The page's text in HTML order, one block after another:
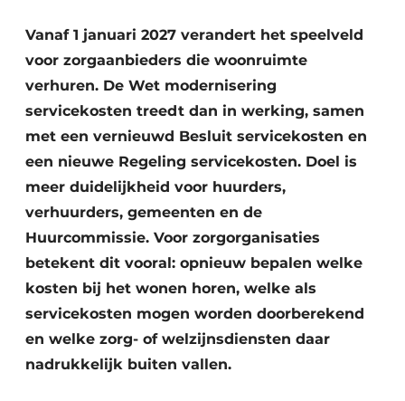
Vacature aanmelden
Vacatures
Video’s
Laboratoria
Vanaf 1 januari 2027 verandert het speelveld
voor zorgaanbieders die woonruimte
verhuren. De Wet modernisering
servicekosten treedt dan in werking, samen
met een vernieuwd Besluit servicekosten en
een nieuwe Regeling servicekosten. Doel is
meer duidelijkheid voor huurders,
verhuurders, gemeenten en de
Huurcommissie. Voor zorgorganisaties
betekent dit vooral: opnieuw bepalen welke
kosten bij het wonen horen, welke als
servicekosten mogen worden doorberekend
en welke zorg- of welzijnsdiensten daar
nadrukkelijk buiten vallen.